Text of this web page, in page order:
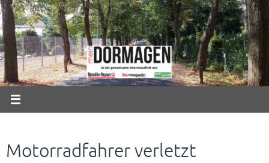
Zum
Inhalt
springen
Motorradfahrer verletzt